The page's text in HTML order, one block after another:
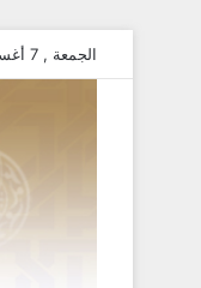
الجمعة , 7 أغسطس 2026